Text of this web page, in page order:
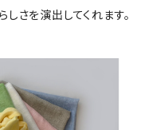
さを演出してくれます。